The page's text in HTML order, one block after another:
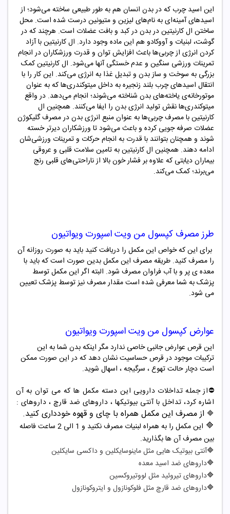
این اسید چرب که در بدن انسان هم به طور طبیعی ساخته می‌شود؛ از
اسیدهای آمینه‌ای به نام‌های لیزین و متیونین درست شده است. محل
ساختن ال کارنیتین در بدن در کبد و بافت عضلات است. هرچند که در
گوشت، لبنیات و آووکادو هم این ماده وجود دارد. ال کارنیتین با آزاد
کردن انرژی از چربی‌ها باعث افزایش توان و قدرت ورزشکاران در انجام
تمرینات ورزشی سنگین و عدم خستگی آنها می‌شود. ال کارنیتین کمک
بزرگی به سوخت و ساز بدن و تبدیل غذا به انرژی می‌کند. این کار را با
انتقال اسیدهای چرب بلند زنجیره به داخل میتوکندری‌ها که به عنوان
موتورخانه‌ی یاخته‌های بدن شناخته می‌شوند؛ انجام می‌دهد. در واقع
میتوکندری‌ها نقش تولید انرژی بدن را ایفا می‌کنند. همچنین ال
کارنیتین با مصرف چربی‌ها به عنوان منبع انرژی بدن در مصرف گلیکوژن
عضلات صرفه جویی کرده و باعث می‌شود تا ورزشکاران دیرتر خسته
شوند و همچنان بتوانند با قدرت به انجام حرکات و تمرینات ورزشی‌شان
ادامه دهند. همچنین ال کارنیتین به تامین سلامت قلبی و عروقی
بیماران دیابتی که علاوه بر فشار خون بالا از ناراحتی‌های قلبی رنج
می‌برند؛ کمک می‌کند.
طرز مصرف کپسول من ویت اسپورت ویواتیون
برای این که خواص این مکمل را دریافت کنید باید به صورت روزانه آن
را مصرف کنید. طریقه مصرف این مکملبدین صورت است که باید با
معده ی پر و با آب فراوان مصرف شود. البته اگر این مکمل توسط
پزشک به شما معرفی شده است مقدار مصرف نیز توسط پزشک تعیین
می شود.
عوارض کپسول من ویت اسپورت ویواتیون
این قرص عوارض جانبی خاصی ندارد مگر اینکه بدن شما به این
ترکیبات موجود در قرص حساسیت نشان دهد که در این صورت ممکن
است دچار حالت تهوع ، سرگیجه ، اسهال شوید.
⛔️از جمله تداخلات دارویی این دسته مکمل ها که می توان به آن
اشاره کرد، تداخل با آنتی بیوتیکها ، داروهای ضد قارچ ، داروهای :
🔷 از مصرف این مکمل همراه با چای و قهوه خودداری کنید.
🔷
این مکمل را به همراه لبنیات مصرف نکنید و 1 الی 2 ساعت فاصله
بین مصرف آن ها بگذارید.
🔷آنتی بیوتیک هایی مثل ماینوسایکلین و داکسی سایکلین
🔷داروهای ضد اسید معده
🔷داروهای تیروئید مثل لووتیروکسین
🔷داروهای ضد قارچ مثل فلوکونازول و ایتروکونازول